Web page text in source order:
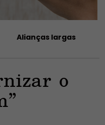
Anéis solitários
o